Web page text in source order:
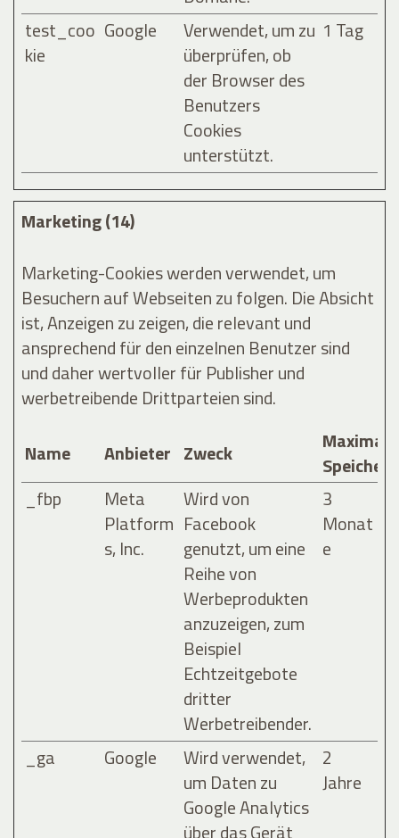
test_coo
kie
Google
Verwendet, um zu
überprüfen, ob
der Browser des
Benutzers
Cookies
unterstützt.
1 Tag
Marketing (14)
Marketing-Cookies werden verwendet, um
Besuchern auf Webseiten zu folgen. Die Absicht
ist, Anzeigen zu zeigen, die relevant und
ansprechend für den einzelnen Benutzer sind
und daher wertvoller für Publisher und
werbetreibende Drittparteien sind.
Name
Anbieter Zweck
Maximale
_fbp
Meta
Platform
s, Inc.
Wird von
Facebook
genutzt, um eine
Reihe von
Werbeprodukten
anzuzeigen, zum
Beispiel
Echtzeitgebote
dritter
Werbetreibender.
3
Monat
e
_ga Google
Wird verwendet,
um Daten zu
Google Analytics
über das Gerät
2
Jahre